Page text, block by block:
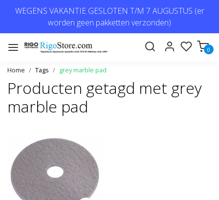
WEGENS VAKANTIE GESLOTEN T/M 7 AUGUSTUS (er
worden geen pakketten verzonden)
0
Home Tags grey marble pad
Producten getagd met grey
marble pad